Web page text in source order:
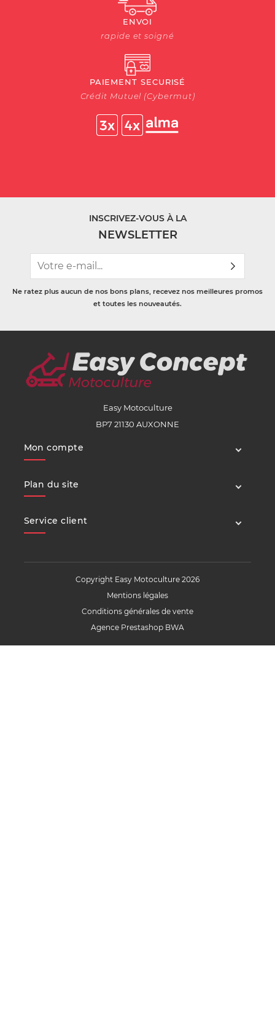
ENVOI
rapide et soigné
PAIEMENT SECURISÉ
Crédit Mutuel (Cybermut)
INSCRIVEZ-VOUS À LA
NEWSLETTER
Ne ratez plus aucun de nos bons plans, recevez nos meilleures promos
et toutes les nouveautés.
Easy Motoculture
BP7 21130 AUXONNE
Mon compte
Plan du site
Service client
Copyright Easy Motoculture 2026
Mentions légales
Conditions générales de vente
Agence Prestashop BWA